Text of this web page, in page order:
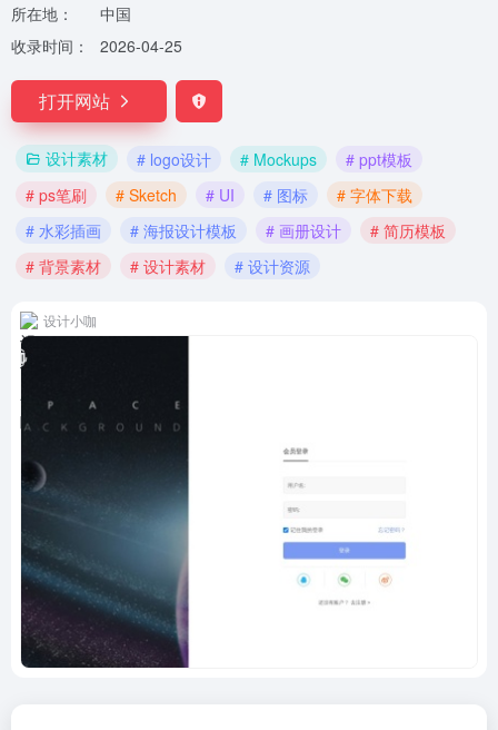
所在地：
中国
收录时间：
2026-04-25
打开网站
设计素材 # logo设计 # Mockups
# ppt模板
# ps笔刷
# Sketch # UI # 图标
# 字体下载
# 水彩插画
# 海报设计模板 # 画册设计
# 简历模板
# 背景素材
# 设计素材 # 设计资源
设计小咖